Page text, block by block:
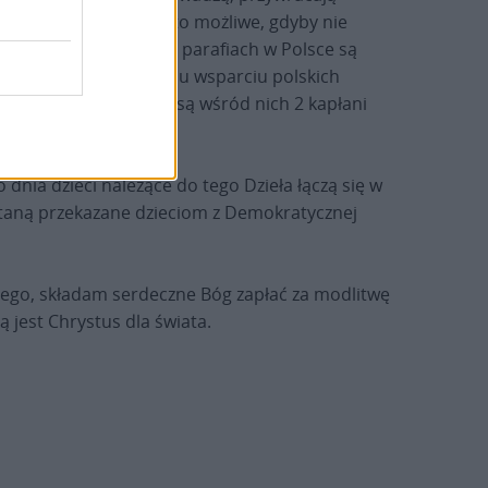
i nędzy. Nie byłyby to możliwe, gdyby nie
we wszystkich parafiach w Polsce są
służy materialnemu wsparciu polskich
posługi misyjnej, a są wśród nich 2 kapłani
dzieci należące do tego Dzieła łączą się w
przekazane dzieciom z Demokratycznej
składam serdeczne Bóg zapłać za modlitwę
jest Chrystus dla świata.